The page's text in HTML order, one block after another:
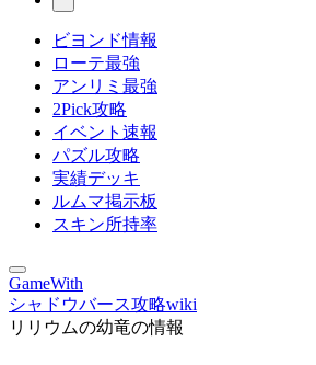
ビヨンド情報
ローテ最強
アンリミ最強
2Pick攻略
イベント速報
パズル攻略
実績デッキ
ルムマ掲示板
スキン所持率
GameWith
シャドウバース攻略wiki
リリウムの幼竜の情報